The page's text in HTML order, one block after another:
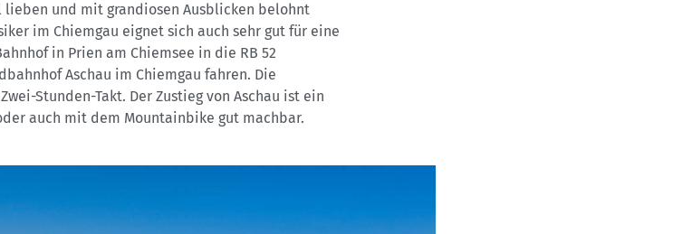
und mit grandiosen Ausblicken belohnt
im Chiemgau eignet sich auch sehr gut für eine
in Prien am Chiemsee in die RB 52
Aschau im Chiemgau fahren. Die
Stunden-Takt. Der Zustieg von Aschau ist ein
auch mit dem Mountainbike gut machbar.